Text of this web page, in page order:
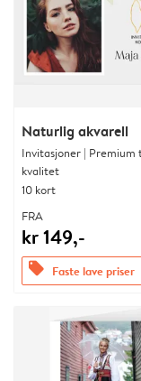
Naturlig akvarell
Invitasjoner | Premium
kvalitet
10 kort
FRA
kr 149,-
offers Faste lave priser